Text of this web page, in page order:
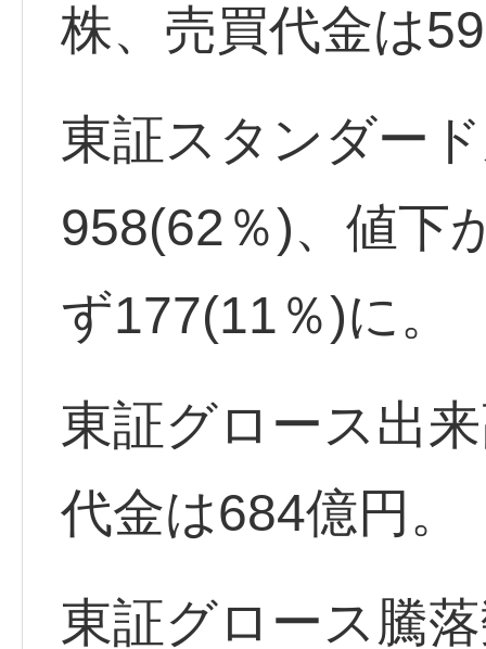
株、売買代金は
東証スタンダー
958(62％)、値下
ず177(11％)に。
東証グロース出
代金は684億円。
東証グロース騰